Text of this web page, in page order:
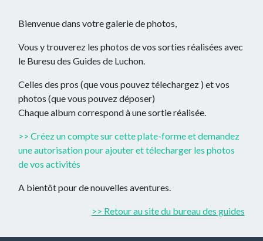
Bienvenue dans votre galerie de photos,
Vous y trouverez les photos de vos sorties réalisées avec
le Buresu des Guides de Luchon.
Celles des pros (que vous pouvez télechargez ) et vos
photos (que vous pouvez déposer)
Chaque album correspond à une sortie réalisée.
>> Créez un compte sur cette plate-forme et demandez
une autorisation pour ajouter et télecharger les photos
de vos activités
A bientôt pour de nouvelles aventures.
>> Retour au site du bureau des guides